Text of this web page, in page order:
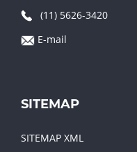
(11) 5626-3420
E-mail
SITEMAP
SITEMAP XML